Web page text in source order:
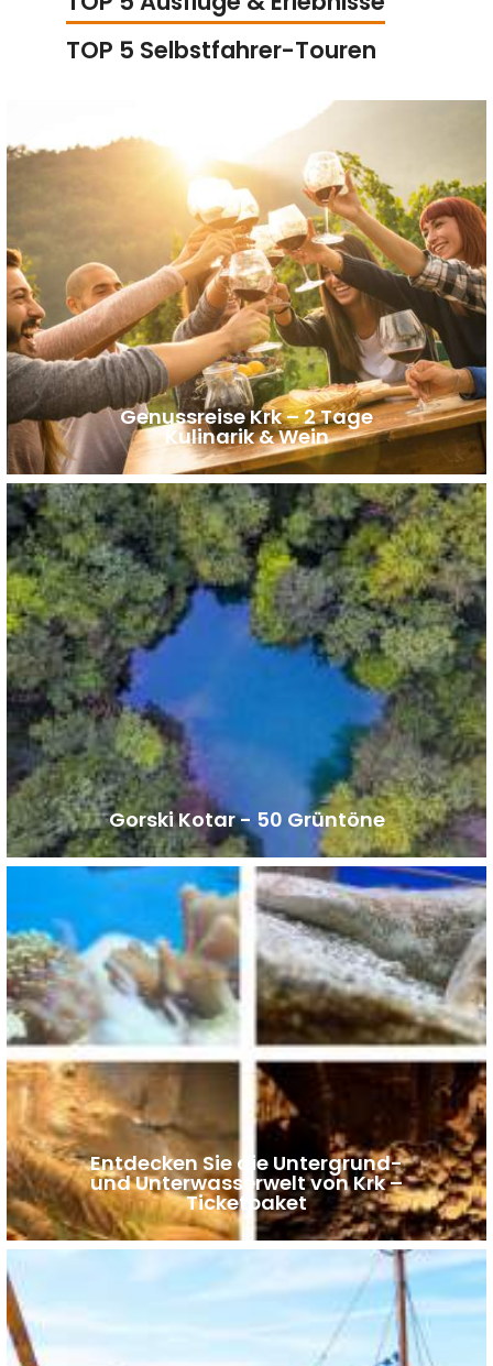
TOP 5 Selbstfahrer-Touren
Genussreise Krk – 2 Tage
Kulinarik & Wein
Gorski Kotar - 50 Grüntöne
Entdecken Sie die Untergrund-
und Unterwasserwelt von Krk –
Ticketpaket